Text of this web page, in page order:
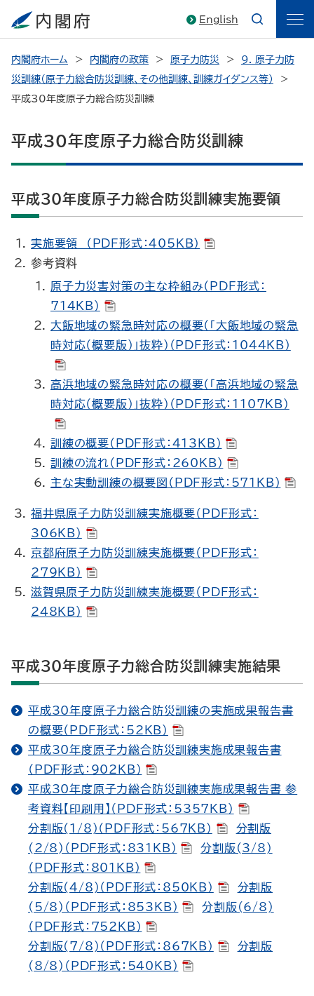
English
内閣府ホーム 内閣府の政策 原子力防災
9. 原子力防
災訓練（原子力総合防災訓練、その他訓練、訓練ガイダンス等）
平成30年度原子力総合防災訓練
平成30年度原子力総合防災訓練
平成30年度原子力総合防災訓練実施要領
実施要領 （PDF形式：405KB）
参考資料
原子力災害対策の主な枠組み（PDF形式：
714KB）
大飯地域の緊急時対応の概要（「大飯地域の緊急
時対応（概要版）」抜粋）（PDF形式：1044KB）
高浜地域の緊急時対応の概要（「高浜地域の緊急
時対応（概要版）」抜粋）（PDF形式：1107KB）
訓練の概要（PDF形式：413KB）
訓練の流れ（PDF形式：260KB）
主な実動訓練の概要図（PDF形式：571KB）
福井県原子力防災訓練実施概要（PDF形式：
306KB）
京都府原子力防災訓練実施概要（PDF形式：
279KB）
滋賀県原子力防災訓練実施概要（PDF形式：
248KB）
平成30年度原子力総合防災訓練実施結果
平成30年度原子力総合防災訓練の実施成果報告書
の概要（PDF形式：52KB）
平成30年度原子力総合防災訓練実施成果報告書
（PDF形式：902KB）
平成30年度原子力総合防災訓練実施成果報告書 参
考資料【印刷用】（PDF形式：5357KB）
分割版(1/8)（PDF形式：567KB）
分割版
(2/8)（PDF形式：831KB）
分割版(3/8)
（PDF形式：801KB）
分割版(4/8)（PDF形式：850KB）
分割版
(5/8)（PDF形式：853KB）
分割版(6/8)
（PDF形式：752KB）
分割版(7/8)（PDF形式：867KB）
分割版
(8/8)（PDF形式：540KB）